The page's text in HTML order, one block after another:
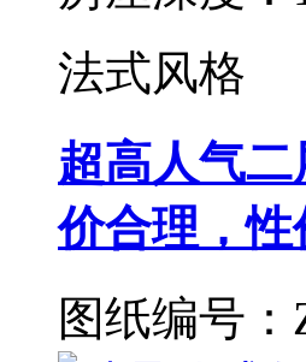
法式风格
超高人气
价合理，
图纸编号：